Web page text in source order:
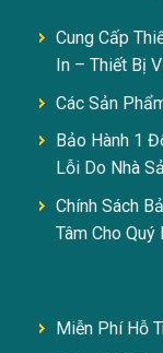
Cung Cấp
In – Thiết Bị
Các Sản
Bảo Hành 1
Lỗi Do Nhà
Chính Sách
Tâm Cho Quý
Miễn Phí Hỗ